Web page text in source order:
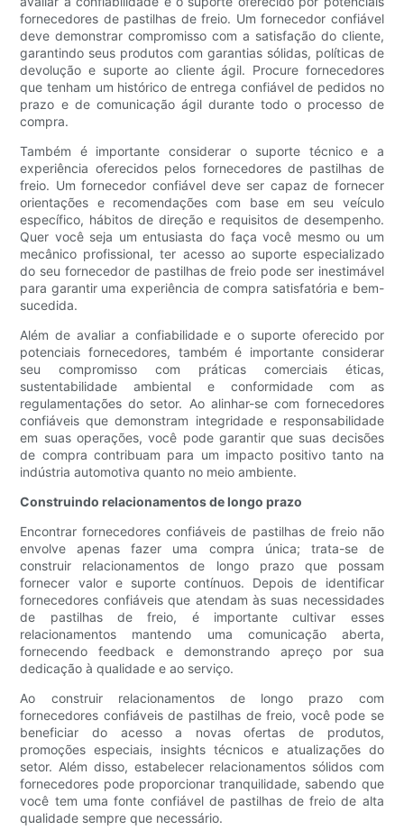
fornecedores de pastilhas de freio. Um fornecedor confiável
deve demonstrar compromisso com a satisfação do cliente,
garantindo seus produtos com garantias sólidas, políticas de
devolução e suporte ao cliente ágil. Procure fornecedores
que tenham um histórico de entrega confiável de pedidos no
prazo e de comunicação ágil durante todo o processo de
compra.
Também é importante considerar o suporte técnico e a
experiência oferecidos pelos fornecedores de pastilhas de
freio. Um fornecedor confiável deve ser capaz de fornecer
orientações e recomendações com base em seu veículo
específico, hábitos de direção e requisitos de desempenho.
Quer você seja um entusiasta do faça você mesmo ou um
mecânico profissional, ter acesso ao suporte especializado
do seu fornecedor de pastilhas de freio pode ser inestimável
para garantir uma experiência de compra satisfatória e bem-
sucedida.
Além de avaliar a confiabilidade e o suporte oferecido por
potenciais fornecedores, também é importante considerar
seu compromisso com práticas comerciais éticas,
sustentabilidade ambiental e conformidade com as
regulamentações do setor. Ao alinhar-se com fornecedores
confiáveis ​​que demonstram integridade e responsabilidade
em suas operações, você pode garantir que suas decisões
de compra contribuam para um impacto positivo tanto na
indústria automotiva quanto no meio ambiente.
Construindo relacionamentos de longo prazo
Encontrar fornecedores confiáveis ​​de pastilhas de freio não
envolve apenas fazer uma compra única; trata-se de
construir relacionamentos de longo prazo que possam
fornecer valor e suporte contínuos. Depois de identificar
fornecedores confiáveis ​​que atendam às suas necessidades
de pastilhas de freio, é importante cultivar esses
relacionamentos mantendo uma comunicação aberta,
fornecendo feedback e demonstrando apreço por sua
dedicação à qualidade e ao serviço.
Ao construir relacionamentos de longo prazo com
fornecedores confiáveis ​​de pastilhas de freio, você pode se
beneficiar do acesso a novas ofertas de produtos,
promoções especiais, insights técnicos e atualizações do
setor. Além disso, estabelecer relacionamentos sólidos com
fornecedores pode proporcionar tranquilidade, sabendo que
você tem uma fonte confiável de pastilhas de freio de alta
qualidade sempre que necessário.